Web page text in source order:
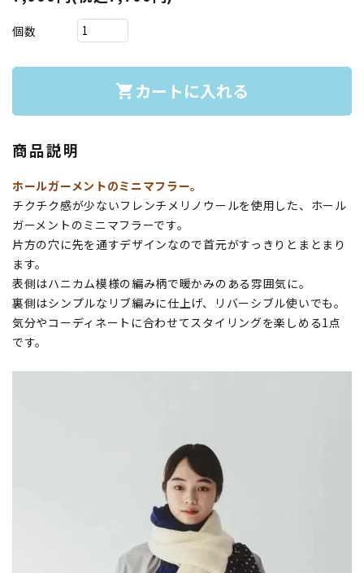
個数
shopping_cart カートに入れる
商品説明
ホールガーメントのミニマフラー。
チクチク感が少ないフレンチメリノウールを使用した、ホール
ガーメントのミニマフラーです。
片方の穴に先を通すデザインなので首元がすっきりとまとまり
ます。
表側はハニカム模様の編み柄で暖かみのある雰囲気に。
裏側はシンプルなリブ編みに仕上げ、リバーシブル使いでも。
気分やコーディネートに合わせてスタイリングを楽しめる1点
です。